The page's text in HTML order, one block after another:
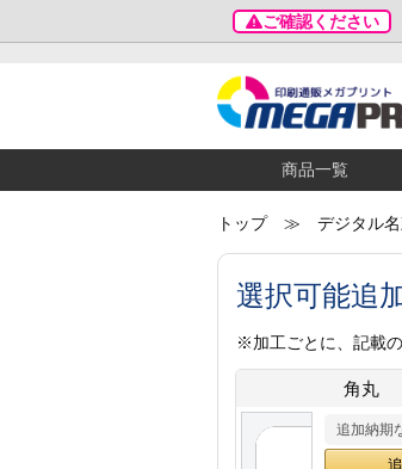
ご確認ください
商品一覧
トップ≫ デジタル名
選択可能追
※加工ごとに、記載
角丸
追加納期